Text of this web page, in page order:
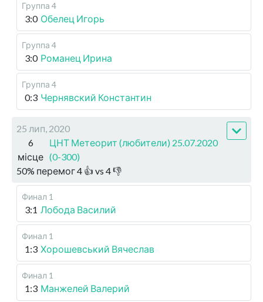
Группа 4
3:0 Обелец Игорь
Группа 4
3:0 Романец Ирина
Группа 4
0:3 Чернявский Константин
25 лип, 2020
6
місце
ЦНТ Метеорит (любители) 25.07.2020
(0-300)
50% перемог4 👍 vs 4👎
Финал 1
3:1 Лобода Василий
Финал 1
1:3 Хорошевський Вячеслав
Финал 1
1:3 Манжелей Валерий